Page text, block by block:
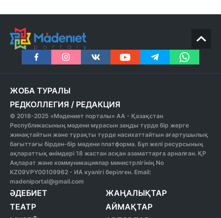
ЖОБА ТУРАЛЫ
РЕДКОЛЛЕГИЯ / РЕДАКЦИЯ
© 2018-2025 «Мәдениет порталы» АА - Қазақстан
Республикасының мәдени мұрасын заңды түрде бір жерге
жинақтайтын және тұрақты түрде насихаттайтын ағартушылық
бағыттағы бірден-бір мәдени платформа. Бұл желі ресурсының
ақпараттық өнімдері 18 жастан асқан азаматтарға арналған. ҚР
Ақпарат және коммуникациялар министрлігінің No
KZ09VPY00109962 - ИА куәлігі берілген. Email:
madeniportal@gmail.com
ӘДЕБИЕТ
ТЕАТР
ЖАҢАЛЫҚТАР
АЙМАҚТАР